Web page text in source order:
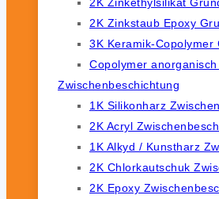
2K Zinkstaub Epoxy
3K Keramik-Copolymer
Copolymer
Zwischenbeschichtung
1K Silikonharz
2K Acryl
1K Alkyd / Kunstharz
2K Chlorkautschuk
2K Epoxy